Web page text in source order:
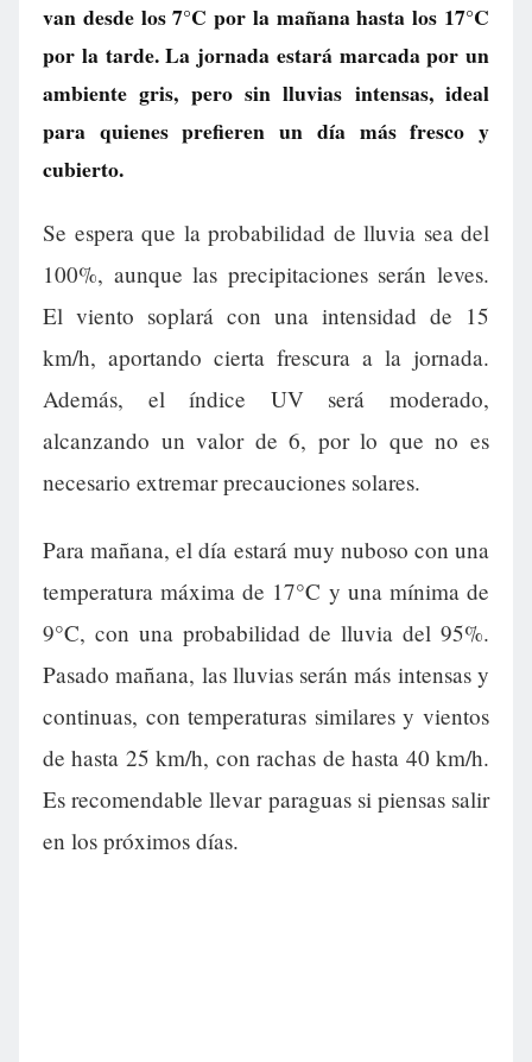
van desde los 7°C por la mañana hasta los 17°C
por la tarde. La jornada estará marcada por un
ambiente gris, pero sin lluvias intensas, ideal
para quienes prefieren un día más fresco y
cubierto.
Se espera que la probabilidad de lluvia sea del
100%, aunque las precipitaciones serán leves.
El viento soplará con una intensidad de 15
km/h, aportando cierta frescura a la jornada.
Además, el índice UV será moderado,
alcanzando un valor de 6, por lo que no es
necesario extremar precauciones solares.
Para mañana, el día estará muy nuboso con una
temperatura máxima de 17°C y una mínima de
9°C, con una probabilidad de lluvia del 95%.
Pasado mañana, las lluvias serán más intensas y
continuas, con temperaturas similares y vientos
de hasta 25 km/h, con rachas de hasta 40 km/h.
Es recomendable llevar paraguas si piensas salir
en los próximos días.